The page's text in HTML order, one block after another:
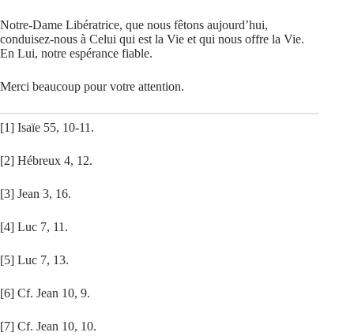
Notre-Dame Libératrice, que nous fêtons aujourd’hui,
conduisez-nous à Celui qui est la Vie et qui nous offre la Vie.
En Lui, notre espérance fiable.
Merci beaucoup pour votre attention.
[1] Isaïe 55, 10-11.
[2] Hébreux 4, 12.
[3] Jean 3, 16.
[4] Luc 7, 11.
[5] Luc 7, 13.
[6] Cf. Jean 10, 9.
[7] Cf. Jean 10, 10.